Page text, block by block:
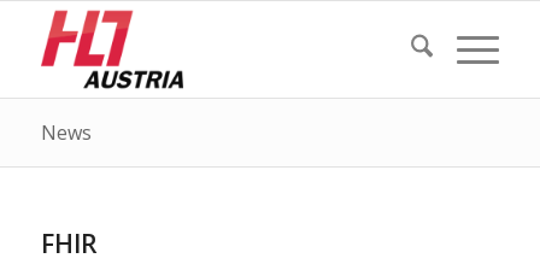
News
FHIR